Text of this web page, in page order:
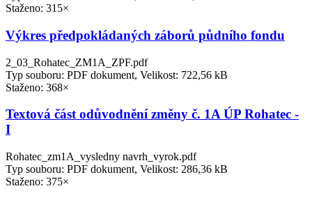
Staženo: 315×
Výkres předpokládaných záborů půdního fondu
2_03_Rohatec_ZM1A_ZPF.pdf
Typ souboru: PDF dokument, Velikost: 722,56 kB
Staženo: 368×
Textová část odůvodnění změny č. 1A ÚP Rohatec -
I
Rohatec_zm1A_vysledny navrh_vyrok.pdf
Typ souboru: PDF dokument, Velikost: 286,36 kB
Staženo: 375×